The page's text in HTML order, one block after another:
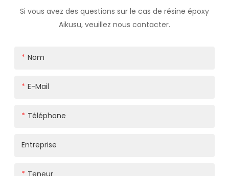
Si vous avez des questions sur le cas de résine époxy
Aikusu, veuillez nous contacter.
Nom
E-Mail
Téléphone
Entreprise